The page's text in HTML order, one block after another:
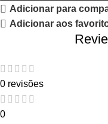
Adicionar para
Adicionar aos
0 revisões
0